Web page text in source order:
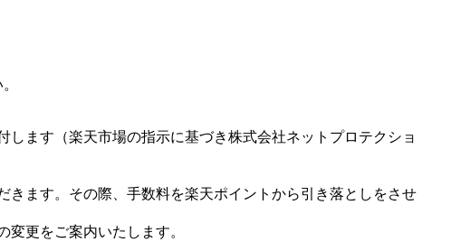
ます（楽天市場の指示に基づき株式会社ネットプロテクショ
ます。その際、手数料を楽天ポイントから引き落としをさせ
更をご案内いたします。